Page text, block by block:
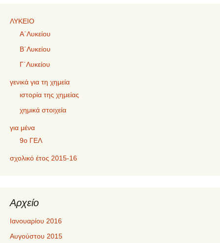
ΛΥΚΕΙΟ
Α΄Λυκείου
Β΄Λυκείου
Γ΄Λυκείου
γενικά για τη χημεία
ιστορία της χημείας
χημικά στοιχεία
για μένα
9ο ΓΕΛ
σχολικό έτος 2015-16
Αρχείο
Ιανουαρίου 2016
Αυγούστου 2015